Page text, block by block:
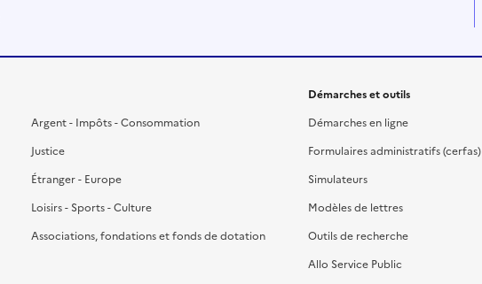
Argent - Impôts - Consommation
Justice
Étranger - Europe
Loisirs - Sports - Culture
Associations, fondations et fonds de dotation
Démarches et outils
Démarches en ligne
Formulaires administratifs (cerfas)
Simulateurs
Modèles de lettres
Outils de recherche
Allo Service Public